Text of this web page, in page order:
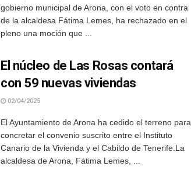
gobierno municipal de Arona, con el voto en contra
de la alcaldesa Fátima Lemes, ha rechazado en el
pleno una moción que ...
El núcleo de Las Rosas contará
con 59 nuevas viviendas
02/04/2025
El Ayuntamiento de Arona ha cedido el terreno para
concretar el convenio suscrito entre el Instituto
Canario de la Vivienda y el Cabildo de Tenerife.La
alcaldesa de Arona, Fátima Lemes, ...